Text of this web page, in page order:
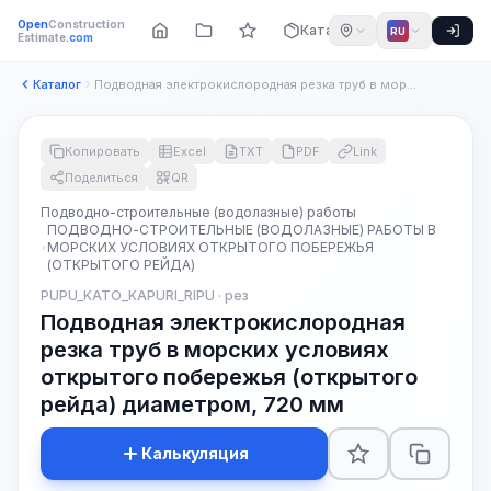
OpenConstruction
Estimate.com Каталог RU
Каталог Подводная электрокислородная резка труб в морских условиях о...
Копировать Excel TXT PDF
Link
Поделиться
QR
Подводно-строительные (водолазные) работы
ПОДВОДНО-СТРОИТЕЛЬНЫЕ (ВОДОЛАЗНЫЕ) РАБОТЫ В
МОРСКИХ УСЛОВИЯХ ОТКРЫТОГО ПОБЕРЕЖЬЯ
(ОТКРЫТОГО РЕЙДА)
PUPU_KATO_KAPURI_RIPU · рез
Подводная электрокислородная
резка труб в морских условиях
открытого побережья (открытого
рейда) диаметром, 720 мм
Калькуляция